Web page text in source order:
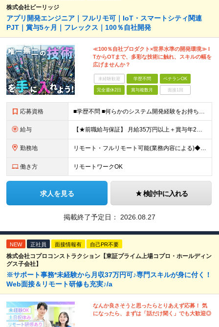
株式会社ビーリッジ
アプリ開発エンジニア｜フルリモ可｜IoT・スマートシティ関連
PJT｜賞与5ヶ月｜フレックス｜100％自社開発
≪100％自社プロダクト×世界水準の開発環境≫ I
TからOTまで、多彩な技術に触れ、スキルの幅を
広げませんか？
未経験歓迎 学歴不問 ベテランOK
完全週休2日 賞与複数月 面接1回
応募資格 ■学歴不問 ■何らかのシステム開発経験をお持ちの方（業界経験不問） ■業界知識は不問です 入社後にはニッチな業界知識が必要になりますが、 入社時点の知識量は不問です！ 「エンジニアとして自分にしか
給与 【★前職給与保証】 月給35万円以上＋賞与年2回（※5ヶ月分支給実績あり） ※上記は最低保証額です。 ご経験やスキルに応じて当社規定内で決定します ※試用期間3ヶ月間あり・労働条件は本採用と変わり
勤務地 リモート・フルリモート可能(業務内容による)◆100％自社内開発 所在地：神奈川県横浜市港北区新横浜3-8-11 メットライフ新横浜ビル10F (変更の範囲)上記を除く当社関連勤務地 ※機器の導入
働き方 リモートワークOK
求人を見る 検討中に入れる
掲載終了予定日： 2026.08.27
NEW 正社員 面接情報有 自己PR不要
株式会社コプロコンストラクション【東証プライム上場コプロ・ホールディン
グス子会社】
※サポート事務*未経験から月収37万円可♪専門スキルが身に付く！
Web面接＆リモート研修も充実♪/a
なんか良さそうと思ったらとりあえず応募！ 気
になったら、まずは「話だけ聞く」でも大歓迎◎